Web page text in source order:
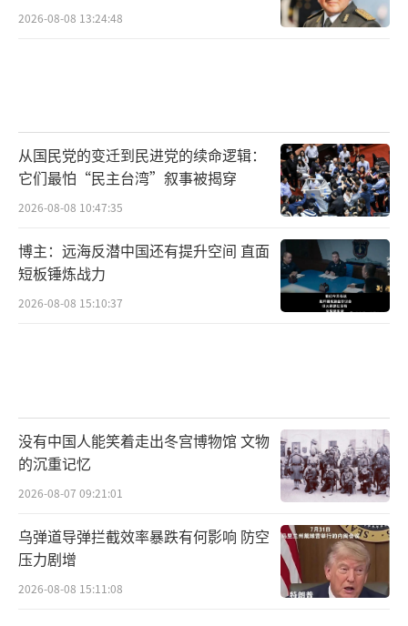
2026-08-08 13:24:48
从国民党的变迁到民进党的续命逻辑：
它们最怕“民主台湾”叙事被揭穿
2026-08-08 10:47:35
博主：远海反潜中国还有提升空间 直面
短板锤炼战力
2026-08-08 15:10:37
没有中国人能笑着走出冬宫博物馆 文物
的沉重记忆
2026-08-07 09:21:01
乌弹道导弹拦截效率暴跌有何影响 防空
压力剧增
2026-08-08 15:11:08